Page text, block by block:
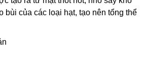
bùi của các loại hạt, tạo nên tổng thể